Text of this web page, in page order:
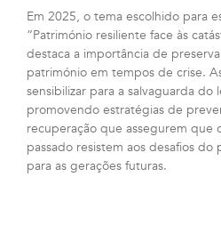
Em 2025, o tema escolhido para
“Património resiliente face às
destaca a importância de
património em tempos de crise.
sensibilizar para a salvaguarda do
promovendo estratégias de
recuperação que assegurem que
passado resistem aos desafios
para as gerações futuras.